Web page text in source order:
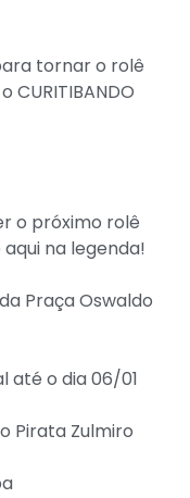
tornar o rolê
o próximo rolê
na legenda!
Praça Oswaldo
até o dia 06/01
Pirata Zulmiro